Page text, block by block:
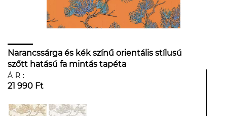
Narancssárga és kék színű orientális stílusú
szőtt hatású fa mintás tapéta
ÁR:
21 990 Ft